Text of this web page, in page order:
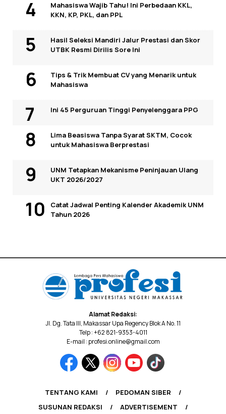
Mahasiswa Wajib Tahu! Ini Perbedaan KKL,
KKN, KP, PKL, dan PPL
Hasil Seleksi Mandiri Jalur Prestasi dan Skor
UTBK Resmi Dirilis Sore Ini
Tips & Trik Membuat CV yang Menarik untuk
Mahasiswa
Ini 45 Perguruan Tinggi Penyelenggara PPG
Lima Beasiswa Tanpa Syarat SKTM, Cocok
untuk Mahasiswa Berprestasi
UNM Tetapkan Mekanisme Peninjauan Ulang
UKT 2026/2027
Catat Jadwal Penting Kalender Akademik UNM
Tahun 2026
Alamat Redaksi:
Jl. Dg. Tata III, Makassar Upa Regency Blok A No. 11
Telp : +62 821-9353-4011
E-mail : profesi.online@gmail.com
TENTANG KAMI
PEDOMAN SIBER
SUSUNAN REDAKSI
ADVERTISEMENT